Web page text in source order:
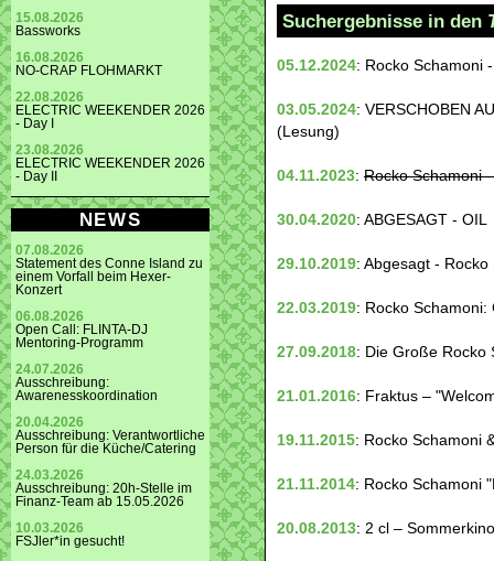
15.08.2026
Bassworks
16.08.2026
NO-CRAP FLOHMARKT
22.08.2026
ELECTRIC WEEKENDER 2026
- Day I
23.08.2026
ELECTRIC WEEKENDER 2026
- Day II
NEWS
07.08.2026
Statement des Conne Island zu
einem Vorfall beim Hexer-
Konzert
06.08.2026
Open Call: FLINTA-DJ
Mentoring-Programm
24.07.2026
Ausschreibung:
Awarenesskoordination
20.04.2026
Ausschreibung: Verantwortliche
Person für die Küche/Catering
24.03.2026
Ausschreibung: 20h-Stelle im
Finanz-Team ab 15.05.2026
10.03.2026
FSJler*in gesucht!
Suchergebnisse in den
05.12.2024: Rocko Schamoni
03.05.2024: VERSCHOBEN
(Lesung)
04.11.2023: Rocko Schamoni
30.04.2020: ABGESAGT - OIL
29.10.2019: Abgesagt -
22.03.2019: Rocko
27.09.2018: Die Große Rocko
21.01.2016: Fraktus –
19.11.2015: Rocko Schamoni
21.11.2014: Rocko Schamoni
20.08.2013: 2 cl –